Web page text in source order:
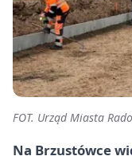
FOT. Urząd Miasta
Na Brzustówce